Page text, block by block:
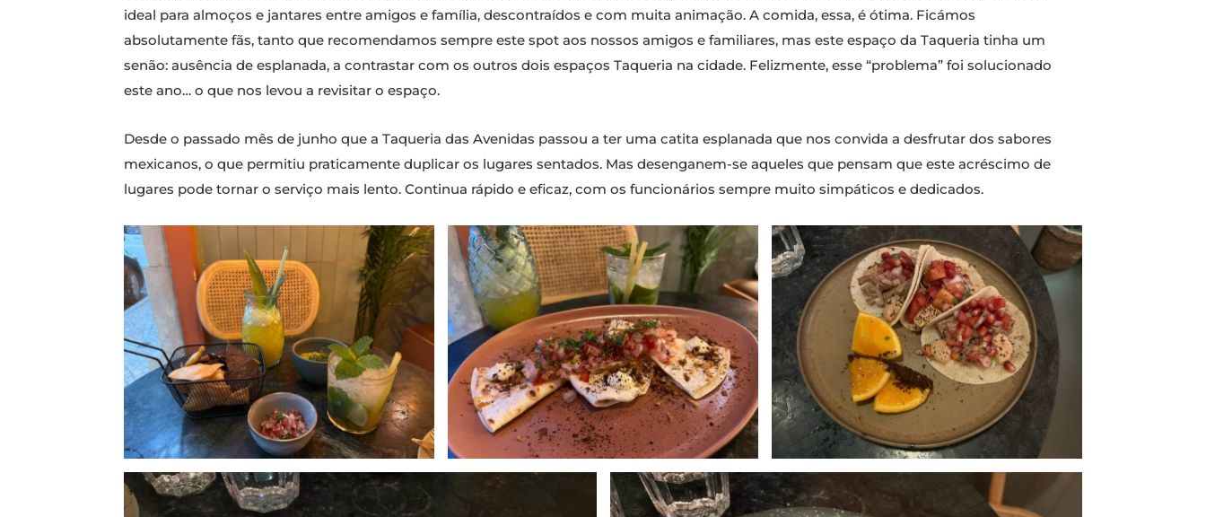
ideal para almoços e jantares entre amigos e família, descontraídos e com muita animação. A comida, essa, é ótima. Ficámos
absolutamente fãs, tanto que recomendamos sempre este spot aos nossos amigos e familiares, mas este espaço da Taqueria tinha um
senão: ausência de esplanada, a contrastar com os outros dois espaços Taqueria na cidade. Felizmente, esse “problema” foi solucionado
este ano… o que nos levou a revisitar o espaço.
Desde o passado mês de junho que a Taqueria das Avenidas passou a ter uma catita esplanada que nos convida a desfrutar dos sabores
mexicanos, o que permitiu praticamente duplicar os lugares sentados. Mas desenganem-se aqueles que pensam que este acréscimo de
lugares pode tornar o serviço mais lento. Continua rápido e eficaz, com os funcionários sempre muito simpáticos e dedicados.